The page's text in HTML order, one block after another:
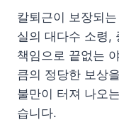
칼퇴근이 보장되
실의 대다수 소령,
책임으로 끝없는
큼의 정당한 보상
불만이 터져 나오
습니다.